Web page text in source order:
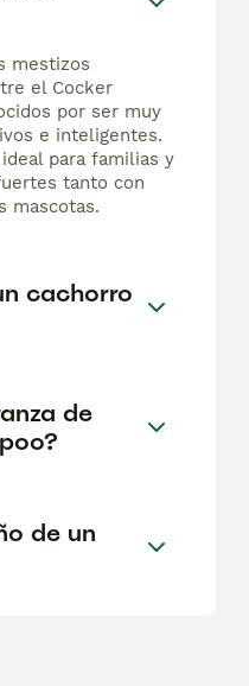
mestizos
el Cocker
por ser muy
e inteligentes.
para familias y
tanto con
mascotas.
cachorro
de
de un